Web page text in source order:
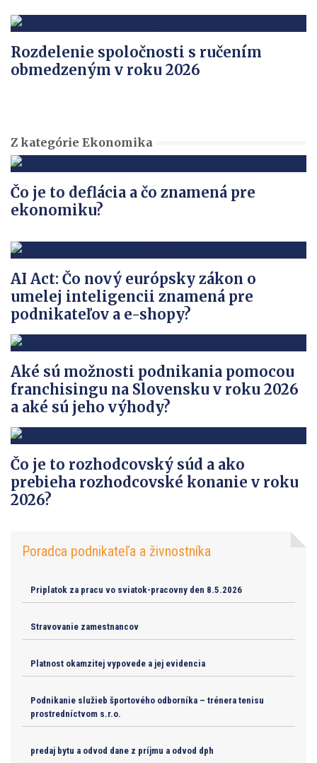
Rozdelenie spoločnosti s ručením
obmedzeným v roku 2026
Z kategórie Ekonomika
Čo je to deflácia a čo znamená pre
ekonomiku?
AI Act: Čo nový európsky zákon o
umelej inteligencii znamená pre
podnikateľov a e-shopy?
Aké sú možnosti podnikania pomocou
franchisingu na Slovensku v roku 2026
a aké sú jeho výhody?
Čo je to rozhodcovský súd a ako
prebieha rozhodcovské konanie v roku
2026?
Poradca podnikateľa a živnostníka
Priplatok za pracu vo sviatok-pracovny den 8.5.2026
Stravovanie zamestnancov
Platnost okamzitej vypovede a jej evidencia
Podnikanie služieb športového odborníka – trénera tenisu
prostredníctvom s.r.o.
predaj bytu a odvod dane z príjmu a odvod dph